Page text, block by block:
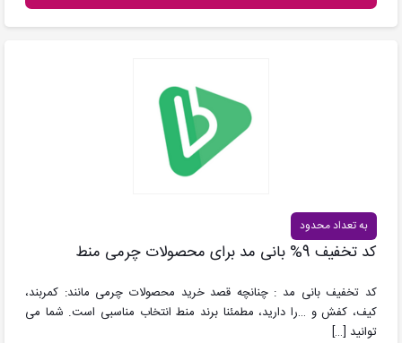
به تعداد محدود
کد تخفیف 9% بانی مد برای محصولات چرمی منط
کد تخفیف بانی مد : چنانچه قصد خرید محصولات چرمی مانند: کمربند،
کیف، کفش و …را دارید، مطمئنا برند منط انتخاب مناسبی است. شما می
توانید […]